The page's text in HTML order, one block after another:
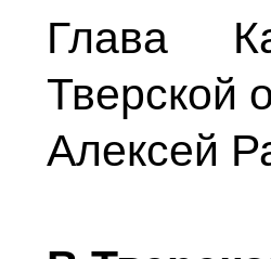
Глава
Тверской
Алексей